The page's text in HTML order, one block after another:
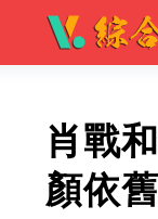
肖戰
顏依